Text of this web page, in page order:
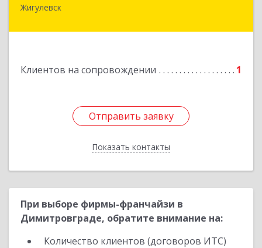
Жигулевск
Клиентов на сопровождении 1
Отправить заявку
Показать контакты
445350, Самарская обл., Жигулевск, ул.Пушкина,
Отправить заявку
Назад
При выборе фирмы-франчайзи в
Димитровграде, обратите внимание на:
Количество клиентов (договоров ИТС)